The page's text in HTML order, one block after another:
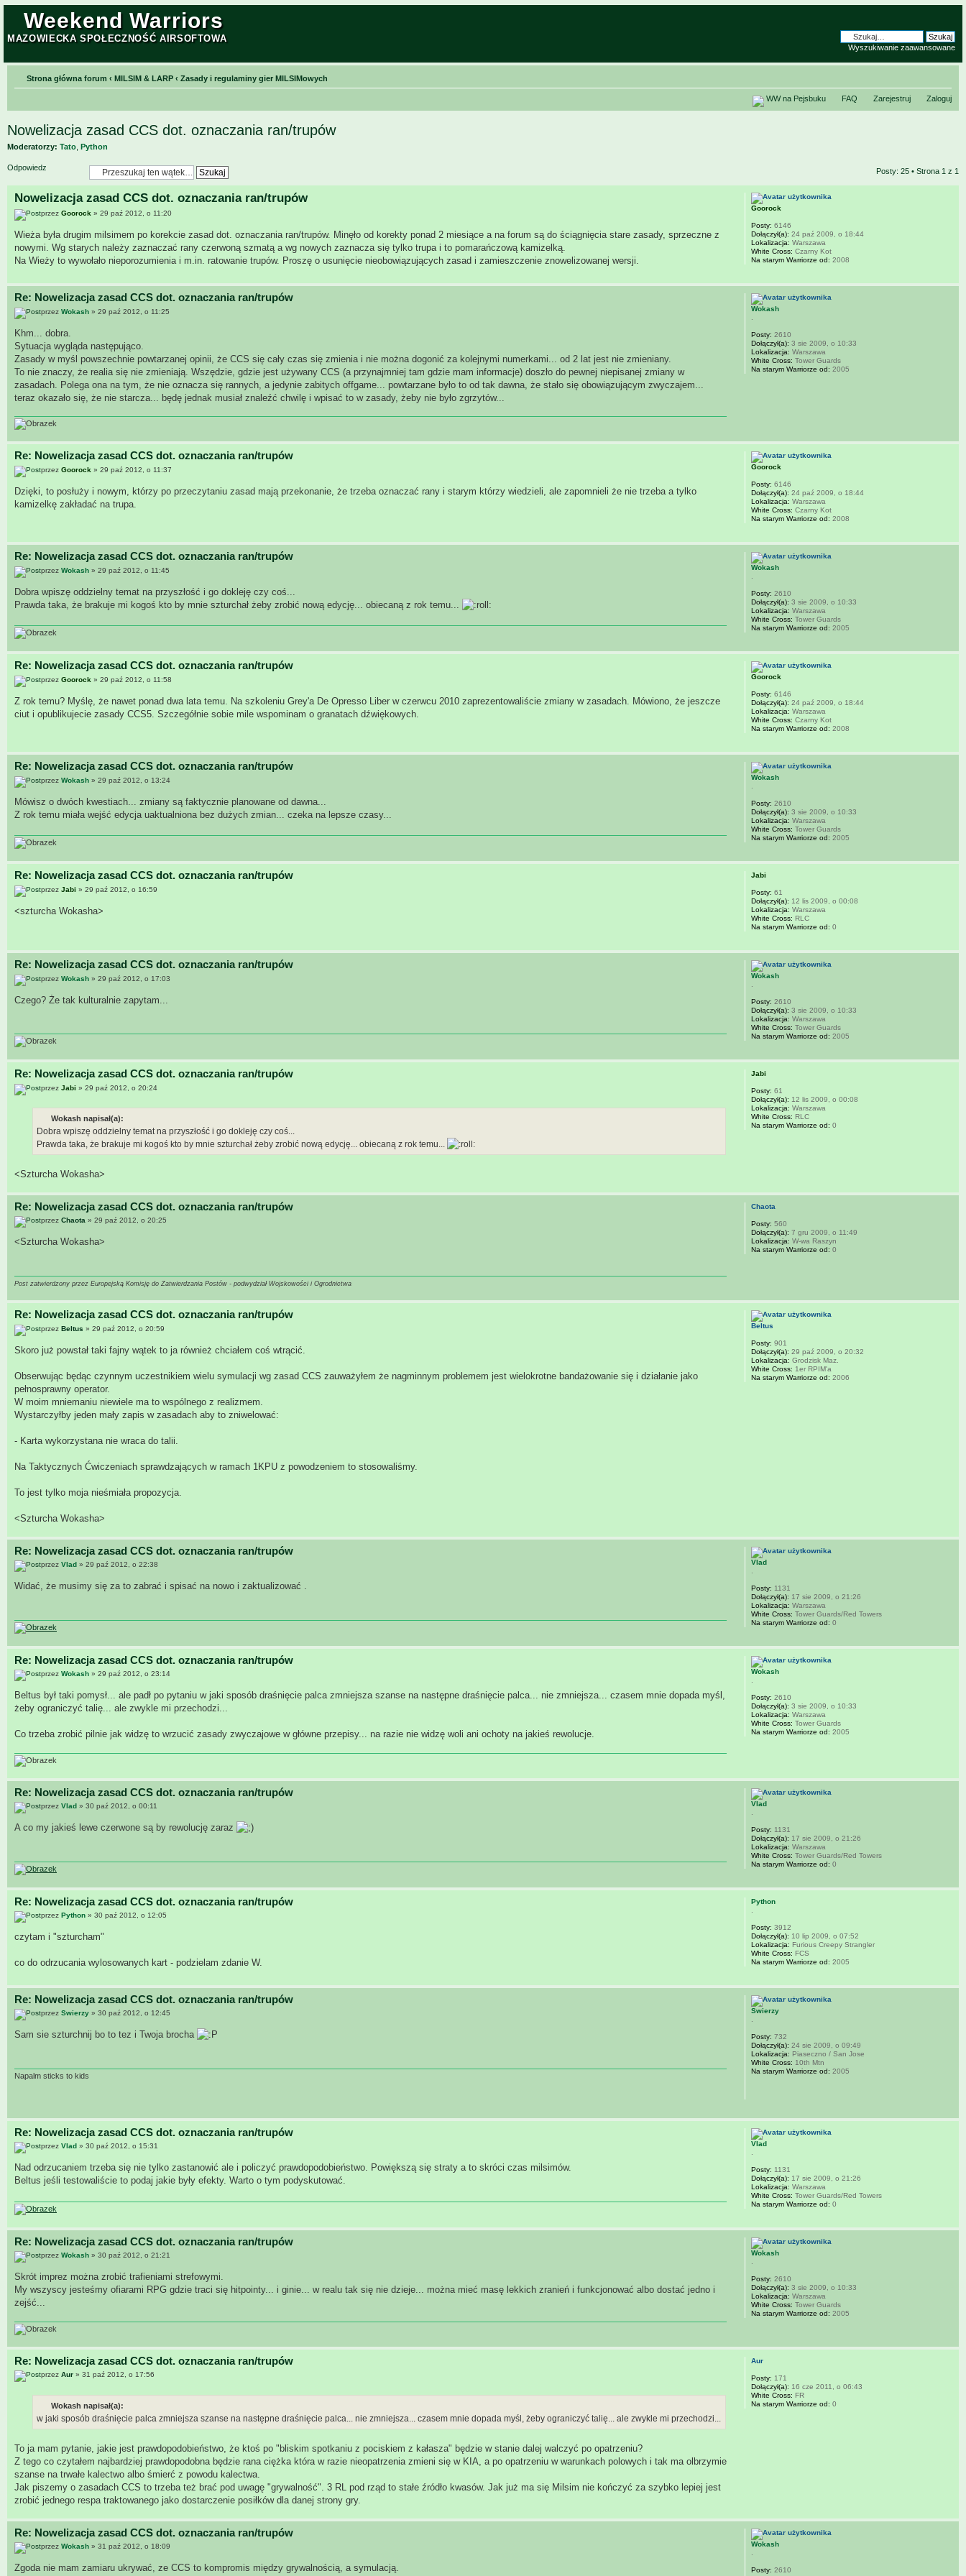
Weekend Warriors
MAZOWIECKA SPOŁECZNOŚĆ AIRSOFTOWA
Wyszukiwanie zaawansowane
Strona główna forum ‹ MILSIM & LARP ‹ Zasady i regulaminy gier MILSIMowych
WW na Pejsbuku FAQ Zarejestruj Zaloguj
Nowelizacja zasad CCS dot. oznaczania ran/trupów
Moderatorzy: Tato Python
Odpowiedz Posty: 25 • Strona 1 z 1
Nowelizacja zasad CCS dot. oznaczania ran/trupów
przez Goorock » 29 paź 2012, o 11:20
Wieża była drugim milsimem po korekcie zasad dot. oznaczania ran/trupów. Minęło od korekty ponad 2 miesiące a na forum są do ściągnięcia stare zasady, sprzeczne z
nowymi. Wg starych należy zaznaczać rany czerwoną szmatą a wg nowych zaznacza się tylko trupa i to pomarańczową kamizelką.
Na Wieży to wywołało nieporozumienia i m.in. ratowanie trupów. Proszę o usunięcie nieobowiązujących zasad i zamieszczenie znowelizowanej wersji.
Goorock
Posty: 6146
Dołączył(a): 24 paź 2009, o 18:44
Lokalizacja: Warszawa
White Cross: Czarny Kot
Na starym Warriorze od: 2008
Re: Nowelizacja zasad CCS dot. oznaczania ran/trupów
przez Wokash » 29 paź 2012, o 11:25
Khm... dobra.
Sytuacja wygląda następująco.
Zasady w myśl powszechnie powtarzanej opinii, że CCS się cały czas się zmienia i nie można dogonić za kolejnymi numerkami... od 2 lat jest nie zmieniany.
To nie znaczy, że realia się nie zmieniają. Wszędzie, gdzie jest używany CCS (a przynajmniej tam gdzie mam informacje) doszło do pewnej niepisanej zmiany w
zasadach. Polega ona na tym, że nie oznacza się rannych, a jedynie zabitych offgame... powtarzane było to od tak dawna, że stało się obowiązującym zwyczajem...
teraz okazało się, że nie starcza... będę jednak musiał znaleźć chwilę i wpisać to w zasady, żeby nie było zgrzytów...
Wokash
Posty: 2610
Dołączył(a): 3 sie 2009, o 10:33
Lokalizacja: Warszawa
White Cross: Tower Guards
Na starym Warriorze od: 2005
Re: Nowelizacja zasad CCS dot. oznaczania ran/trupów
przez Goorock » 29 paź 2012, o 11:37
Dzięki, to posłuży i nowym, którzy po przeczytaniu zasad mają przekonanie, że trzeba oznaczać rany i starym którzy wiedzieli, ale zapomnieli że nie trzeba a tylko
kamizelkę zakładać na trupa.
Goorock
Posty: 6146
Dołączył(a): 24 paź 2009, o 18:44
Lokalizacja: Warszawa
White Cross: Czarny Kot
Na starym Warriorze od: 2008
Re: Nowelizacja zasad CCS dot. oznaczania ran/trupów
przez Wokash » 29 paź 2012, o 11:45
Dobra wpiszę oddzielny temat na przyszłość i go dokleję czy coś...
Prawda taka, że brakuje mi kogoś kto by mnie szturchał żeby zrobić nową edycję... obiecaną z rok temu...
Wokash
Posty: 2610
Dołączył(a): 3 sie 2009, o 10:33
Lokalizacja: Warszawa
White Cross: Tower Guards
Na starym Warriorze od: 2005
Re: Nowelizacja zasad CCS dot. oznaczania ran/trupów
przez Goorock » 29 paź 2012, o 11:58
Z rok temu? Myślę, że nawet ponad dwa lata temu. Na szkoleniu Grey'a De Opresso Liber w czerwcu 2010 zaprezentowaliście zmiany w zasadach. Mówiono, że jeszcze
ciut i opublikujecie zasady CCS5. Szczegółnie sobie mile wspominam o granatach dźwiękowych.
Goorock
Posty: 6146
Dołączył(a): 24 paź 2009, o 18:44
Lokalizacja: Warszawa
White Cross: Czarny Kot
Na starym Warriorze od: 2008
Re: Nowelizacja zasad CCS dot. oznaczania ran/trupów
przez Wokash » 29 paź 2012, o 13:24
Mówisz o dwóch kwestiach... zmiany są faktycznie planowane od dawna...
Z rok temu miała wejść edycja uaktualniona bez dużych zmian... czeka na lepsze czasy...
Wokash
Posty: 2610
Dołączył(a): 3 sie 2009, o 10:33
Lokalizacja: Warszawa
White Cross: Tower Guards
Na starym Warriorze od: 2005
Re: Nowelizacja zasad CCS dot. oznaczania ran/trupów
przez Jabi » 29 paź 2012, o 16:59
<szturcha Wokasha>
Jabi
Posty: 61
Dołączył(a): 12 lis 2009, o 00:08
Lokalizacja: Warszawa
White Cross: RLC
Na starym Warriorze od: 0
Re: Nowelizacja zasad CCS dot. oznaczania ran/trupów
przez Wokash » 29 paź 2012, o 17:03
Czego? Że tak kulturalnie zapytam...
Wokash
Posty: 2610
Dołączył(a): 3 sie 2009, o 10:33
Lokalizacja: Warszawa
White Cross: Tower Guards
Na starym Warriorze od: 2005
Re: Nowelizacja zasad CCS dot. oznaczania ran/trupów
przez Jabi » 29 paź 2012, o 20:24
Wokash napisał(a):
Dobra wpiszę oddzielny temat na przyszłość i go dokleję czy coś...
Prawda taka, że brakuje mi kogoś kto by mnie szturchał żeby zrobić nową edycję... obiecaną z rok temu...
<Szturcha Wokasha>
Jabi
Posty: 61
Dołączył(a): 12 lis 2009, o 00:08
Lokalizacja: Warszawa
White Cross: RLC
Na starym Warriorze od: 0
Re: Nowelizacja zasad CCS dot. oznaczania ran/trupów
przez Chaota » 29 paź 2012, o 20:25
<Szturcha Wokasha>
Post zatwierdzony przez Europejską Komisję do Zatwierdzania Postów - podwydział Wojskowości i Ogrodnictwa
Chaota
Posty: 560
Dołączył(a): 7 gru 2009, o 11:49
Lokalizacja: W-wa Raszyn
Na starym Warriorze od: 0
Re: Nowelizacja zasad CCS dot. oznaczania ran/trupów
przez Beltus » 29 paź 2012, o 20:59
Skoro już powstał taki fajny wątek to ja również chciałem coś wtrącić.
Obserwując będąc czynnym uczestnikiem wielu symulacji wg zasad CCS zauważyłem że nagminnym problemem jest wielokrotne bandażowanie się i działanie jako
pełnosprawny operator.
W moim mniemaniu niewiele ma to wspólnego z realizmem.
Wystarczyłby jeden mały zapis w zasadach aby to zniwelować:
- Karta wykorzystana nie wraca do talii.
Na Taktycznych Ćwiczeniach sprawdzających w ramach 1KPU z powodzeniem to stosowaliśmy.
To jest tylko moja nieśmiała propozycja.
<Szturcha Wokasha>
Beltus
Posty: 901
Dołączył(a): 29 paź 2009, o 20:32
Lokalizacja: Grodzisk Maz.
White Cross: 1er RPIM'a
Na starym Warriorze od: 2006
Re: Nowelizacja zasad CCS dot. oznaczania ran/trupów
przez Vlad » 29 paź 2012, o 22:38
Widać, że musimy się za to zabrać i spisać na nowo i zaktualizować .
Vlad
Posty: 1131
Dołączył(a): 17 sie 2009, o 21:26
Lokalizacja: Warszawa
White Cross: Tower Guards/Red Towers
Na starym Warriorze od: 0
Re: Nowelizacja zasad CCS dot. oznaczania ran/trupów
przez Wokash » 29 paź 2012, o 23:14
Beltus był taki pomysł... ale padł po pytaniu w jaki sposób draśnięcie palca zmniejsza szanse na następne draśnięcie palca... nie zmniejsza... czasem mnie dopada myśl,
żeby ograniczyć talię... ale zwykle mi przechodzi...
Co trzeba zrobić pilnie jak widzę to wrzucić zasady zwyczajowe w główne przepisy... na razie nie widzę woli ani ochoty na jakieś rewolucje.
Wokash
Posty: 2610
Dołączył(a): 3 sie 2009, o 10:33
Lokalizacja: Warszawa
White Cross: Tower Guards
Na starym Warriorze od: 2005
Re: Nowelizacja zasad CCS dot. oznaczania ran/trupów
przez Vlad » 30 paź 2012, o 00:11
A co my jakieś lewe czerwone są by rewolucję zaraz
Vlad
Posty: 1131
Dołączył(a): 17 sie 2009, o 21:26
Lokalizacja: Warszawa
White Cross: Tower Guards/Red Towers
Na starym Warriorze od: 0
Re: Nowelizacja zasad CCS dot. oznaczania ran/trupów
przez Python » 30 paź 2012, o 12:05
czytam i "szturcham"
co do odrzucania wylosowanych kart - podzielam zdanie W.
Python
Posty: 3912
Dołączył(a): 10 lip 2009, o 07:52
Lokalizacja: Furious Creepy Strangler
White Cross: FCS
Na starym Warriorze od: 2005
Re: Nowelizacja zasad CCS dot. oznaczania ran/trupów
przez Swierzy » 30 paź 2012, o 12:45
Sam sie szturchnij bo to tez i Twoja brocha
Napalm sticks to kids
Swierzy
Posty: 732
Dołączył(a): 24 sie 2009, o 09:49
Lokalizacja: Piaseczno / San Jose
White Cross: 10th Mtn
Na starym Warriorze od: 2005
Re: Nowelizacja zasad CCS dot. oznaczania ran/trupów
przez Vlad » 30 paź 2012, o 15:31
Nad odrzucaniem trzeba się nie tylko zastanowić ale i policzyć prawdopodobieństwo. Powiększą się straty a to skróci czas milsimów.
Beltus jeśli testowaliście to podaj jakie były efekty. Warto o tym podyskutować.
Vlad
Posty: 1131
Dołączył(a): 17 sie 2009, o 21:26
Lokalizacja: Warszawa
White Cross: Tower Guards/Red Towers
Na starym Warriorze od: 0
Re: Nowelizacja zasad CCS dot. oznaczania ran/trupów
przez Wokash » 30 paź 2012, o 21:21
Skrót imprez można zrobić trafieniami strefowymi.
My wszyscy jesteśmy ofiarami RPG gdzie traci się hitpointy... i ginie... w realu tak się nie dzieje... można mieć masę lekkich zranień i funkcjonować albo dostać jedno i
zejść...
Wokash
Posty: 2610
Dołączył(a): 3 sie 2009, o 10:33
Lokalizacja: Warszawa
White Cross: Tower Guards
Na starym Warriorze od: 2005
Re: Nowelizacja zasad CCS dot. oznaczania ran/trupów
przez Aur » 31 paź 2012, o 17:56
Wokash napisał(a):
w jaki sposób draśnięcie palca zmniejsza szanse na następne draśnięcie palca... nie zmniejsza... czasem mnie dopada myśl, żeby ograniczyć talię... ale zwykle mi przechodzi...
To ja mam pytanie, jakie jest prawdopodobieństwo, że ktoś po "bliskim spotkaniu z pociskiem z kałasza" będzie w stanie dalej walczyć po opatrzeniu?
Z tego co czytałem najbardziej prawdopodobna będzie rana ciężka która w razie nieopatrzenia zmieni się w KIA, a po opatrzeniu w warunkach polowych i tak ma olbrzymie
szanse na trwałe kalectwo albo śmierć z powodu kalectwa.
Jak piszemy o zasadach CCS to trzeba też brać pod uwagę "grywalność". 3 RL pod rząd to stałe źródło kwasów. Jak już ma się Milsim nie kończyć za szybko lepiej jest
zrobić jednego respa traktowanego jako dostarczenie posiłków dla danej strony gry.
Aur
Posty: 171
Dołączył(a): 16 cze 2011, o 06:43
White Cross: FR
Na starym Warriorze od: 0
Re: Nowelizacja zasad CCS dot. oznaczania ran/trupów
przez Wokash » 31 paź 2012, o 18:09
Zgoda nie mam zamiaru ukrywać, ze CCS to kompromis między grywalnością, a symulacją.
Wokash
Posty: 2610